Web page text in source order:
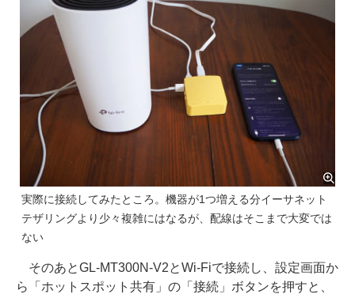
実際に接続してみたところ。機器が1つ増える分イーサネット
テザリングより少々複雑にはなるが、配線はそこまで大変では
ない
そのあとGL-MT300N-V2とWi-Fiで接続し、設定画面か
ら「ホットスポット共有」の「接続」ボタンを押すと、